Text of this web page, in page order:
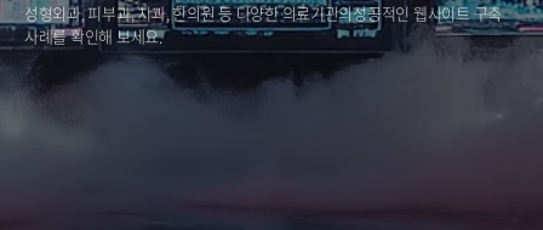
성형외과, 피부과, 치과, 한의원 등 다양한 의료기관의성공적인 웹사이트 구축
사례를 확인해 보세요.